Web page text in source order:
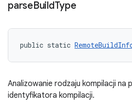
parseBuildType
public static
Analizowanie rodzaju kompilacji na
identyfikatora kompilacji.